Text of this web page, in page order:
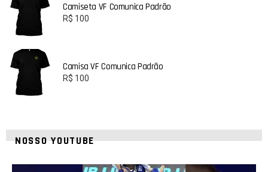
Camiseta VF Comunica Padrão
R$ 100
Camisa VF Comunica Padrão
R$ 100
NOSSO YOUTUBE